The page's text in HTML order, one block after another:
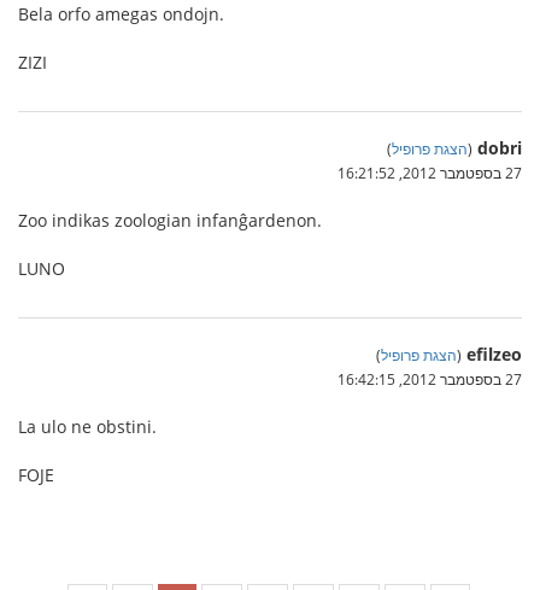
Bela orfo amegas ondojn.
ZIZI
dobri
(הצגת פרופיל)
27 בספטמבר 2012, 16:21:52
Zoo indikas zoologian infanĝardenon.
LUNO
efilzeo
(הצגת פרופיל)
27 בספטמבר 2012, 16:42:15
La ulo ne obstini.
FOJE